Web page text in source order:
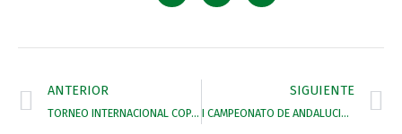
ANTERIOR
TORNEO INTERNACIONAL COPA PLATA ALTO Y BAJO HANDICAP
SIGUIENTE
I CAMPEONATO DE ANDALUCIA SUB18 FEMENINO